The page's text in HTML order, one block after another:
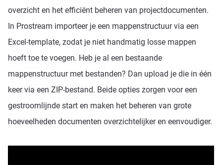
overzicht en het efficiënt beheren van projectdocumenten.
In Prostream importeer je een mappenstructuur via een
Excel-template, zodat je niet handmatig losse mappen
hoeft toe te voegen. Heb je al een bestaande
mappenstructuur met bestanden? Dan upload je die in één
keer via een ZIP-bestand. Beide opties zorgen voor een
gestroomlijnde start en maken het beheren van grote
hoeveelheden documenten overzichtelijker en eenvoudiger.